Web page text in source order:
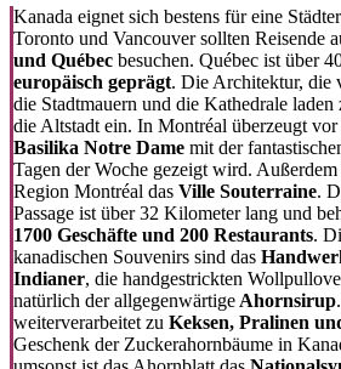
Kanada eignet sich bestens für eine
Toronto und Vancouver sollten Reisende
und Québec besuchen. Québec ist über
europäisch geprägt. Die Architektur, die
die Stadtmauern und die Kathedrale
die Altstadt ein. In Montréal überzeugt
Basilika Notre Dame mit der
Tagen der Woche gezeigt wird.
Region Montréal das Ville Souterraine.
Passage ist über 32 Kilometer lang und
1700 Geschäfte und 200 Restaurants.
kanadischen Souvenirs sind das
Indianer, die handgestrickten
natürlich der allgegenwärtige Ahornsirup
weiterverarbeitet zu Keksen, Pralinen
Geschenk der Zuckerahornbäume in